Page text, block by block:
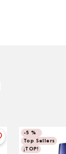
-5 %
Top Sellers
¡TOP!